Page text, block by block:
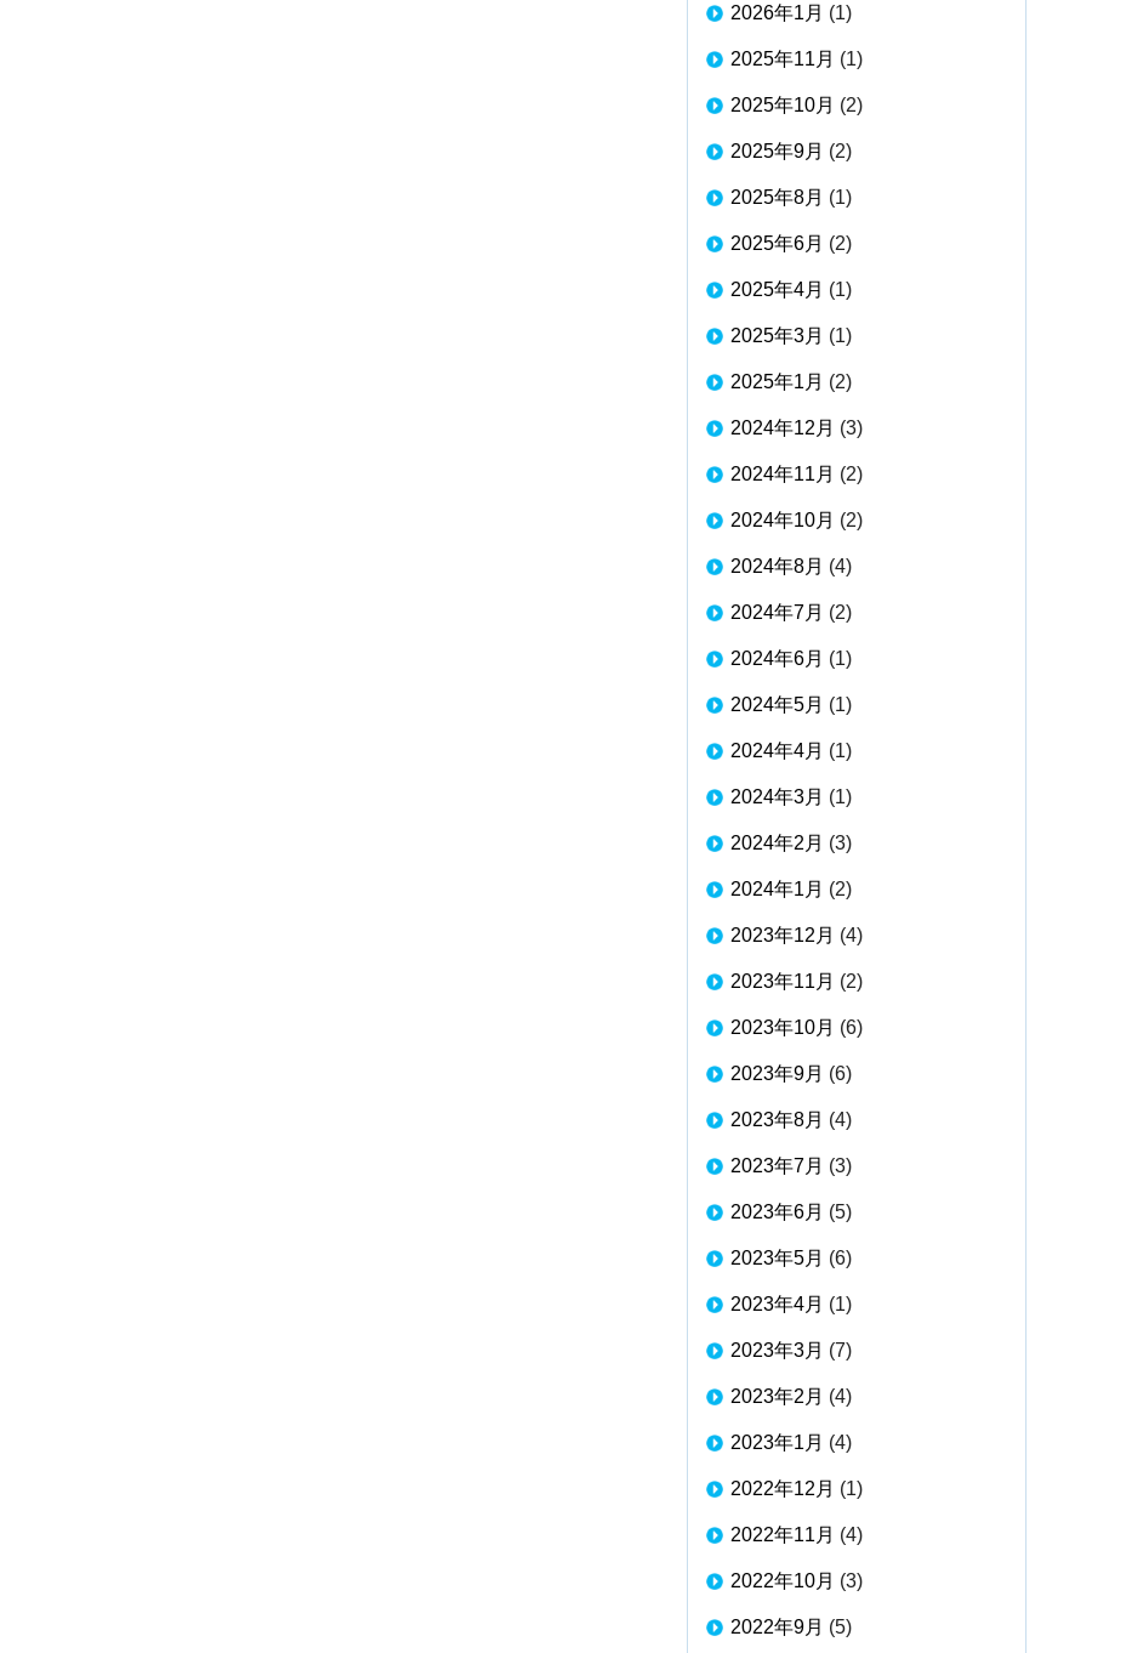
2026年1月 (1)
2025年11月 (1)
2025年10月 (2)
2025年9月 (2)
2025年8月 (1)
2025年6月 (2)
2025年4月 (1)
2025年3月 (1)
2025年1月 (2)
2024年12月 (3)
2024年11月 (2)
2024年10月 (2)
2024年8月 (4)
2024年7月 (2)
2024年6月 (1)
2024年5月 (1)
2024年4月 (1)
2024年3月 (1)
2024年2月 (3)
2024年1月 (2)
2023年12月 (4)
2023年11月 (2)
2023年10月 (6)
2023年9月 (6)
2023年8月 (4)
2023年7月 (3)
2023年6月 (5)
2023年5月 (6)
2023年4月 (1)
2023年3月 (7)
2023年2月 (4)
2023年1月 (4)
2022年12月 (1)
2022年11月 (4)
2022年10月 (3)
2022年9月 (5)